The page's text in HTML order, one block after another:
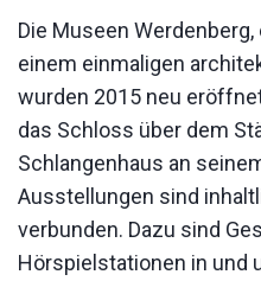
Die Museen
einem einmaligen
wurden 2015 neu
das Schloss über dem
Schlangenhaus an
Ausstellungen sind
verbunden. Dazu sind
Hörspielstationen in und